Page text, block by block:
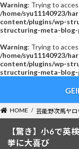
Warning: Trying to
/home/syu11140923/
content/plugins/wp-
structuring-meta-blog-
Warning: Trying to
/home/syu11140923/
content/plugins/wp-
structuring-meta-blog-
ン
ツ
ー
シ
HOME 芸能野次馬ヤロ
【驚き】小6で英
挙に大喜び